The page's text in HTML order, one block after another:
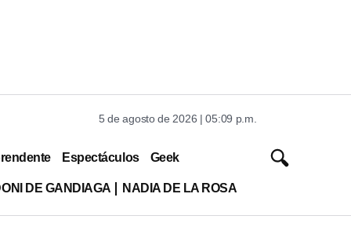
5 de agosto de 2026 | 05:09 p.m.
Espectáculos Geek
DE GANDIAGA NADIA DE LA ROSA